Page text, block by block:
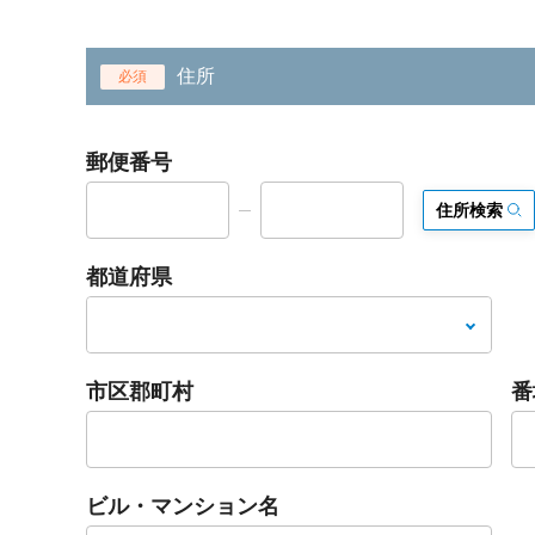
必須 住所
郵便番号
住所検索
都道府県
市区郡町村
ビル・マンション名